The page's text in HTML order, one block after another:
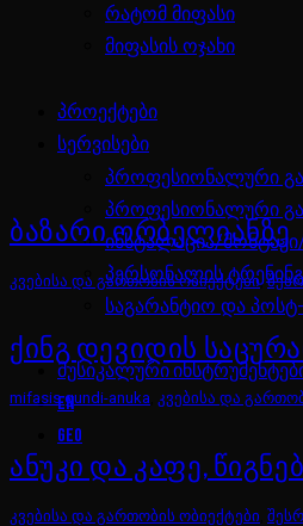
რატომ მიფასი
მიფასის ოჯახი
პროექტები
სერვისები
პროფესიონალური
პროფესიონალური
ინსტალაცია/
პერსონალის
საგარანტიო და
მუსიკალური
EN
GEO
ᲑᲐᲖᲐᲠᲘ ᲝᲠᲑᲔᲚᲘᲐᲜᲖᲔ
კვებისა და გართობის ობიექტები,
ᲥᲘᲜᲒ ᲓᲔᲕᲘᲓᲘᲡ
mifasis gundi-anuka კვებისა და
ᲐᲜᲣᲙᲘ ᲓᲐ ᲙᲐᲤᲔ,
კვებისა და გართობის ობიექტები